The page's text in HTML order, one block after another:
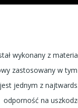
wykonany z
zastosowany w
jednym z
odporność na